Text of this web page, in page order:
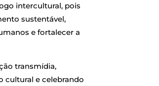
intercultural, pois
sustentável,
e fortalecer a
transmídia,
cultural e celebrando